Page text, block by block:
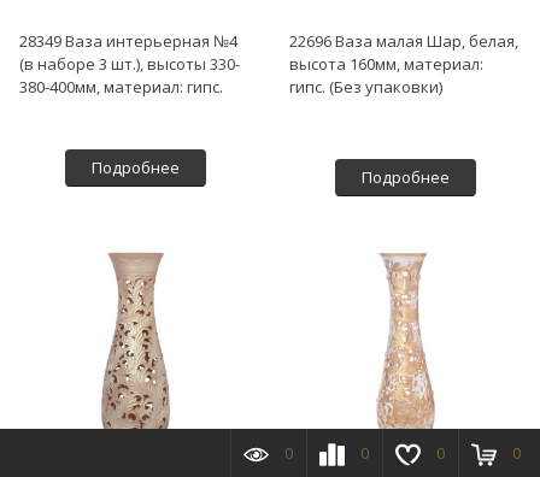
28349 Ваза интерьерная №4
(в наборе 3 шт.), высоты 330-
380-400мм, материал: гипс.
Подробнее
22696 Ваза малая Шар, белая,
высота 160мм, материал:
гипс. (Без упаковки)
Подробнее
0 0 0 0